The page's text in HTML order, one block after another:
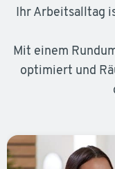
Ihr Arbeitsalltag
Mit einem
optimiert und